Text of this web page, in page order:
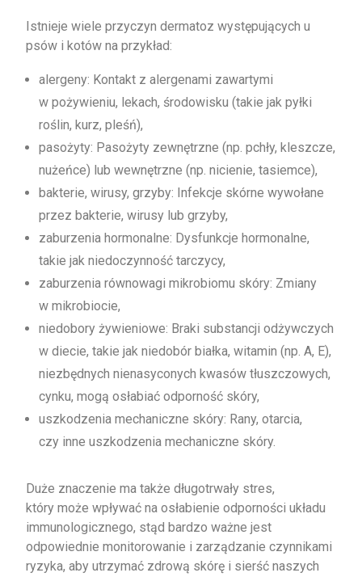
Istnieje wiele przyczyn dermatoz występujących u
psów i kotów na przykład:
alergeny: Kontakt z alergenami zawartymi
w pożywieniu, lekach, środowisku (takie jak pyłki
roślin, kurz, pleśń),
pasożyty: Pasożyty zewnętrzne (np. pchły, kleszcze,
nużeńce) lub wewnętrzne (np. nicienie, tasiemce),
bakterie, wirusy, grzyby: Infekcje skórne wywołane
przez bakterie, wirusy lub grzyby,
zaburzenia hormonalne: Dysfunkcje hormonalne,
takie jak niedoczynność tarczycy,
zaburzenia równowagi mikrobiomu skóry: Zmiany
w mikrobiocie,
niedobory żywieniowe: Braki substancji odżywczych
w diecie, takie jak niedobór białka, witamin (np. A, E),
niezbędnych nienasyconych kwasów tłuszczowych,
cynku, mogą osłabiać odporność skóry,
uszkodzenia mechaniczne skóry: Rany, otarcia,
czy inne uszkodzenia mechaniczne skóry.
Duże znaczenie ma także długotrwały stres,
który może wpływać na osłabienie odporności układu
immunologicznego, stąd bardzo ważne jest
odpowiednie monitorowanie i zarządzanie czynnikami
ryzyka, aby utrzymać zdrową skórę i sierść naszych